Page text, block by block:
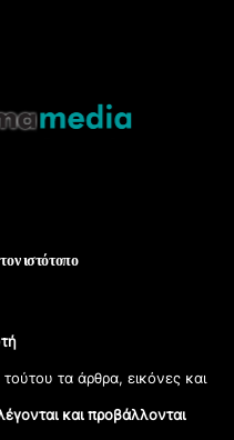
ιστότοπο
τα άρθρα, εικόνες και
και προβάλλονται